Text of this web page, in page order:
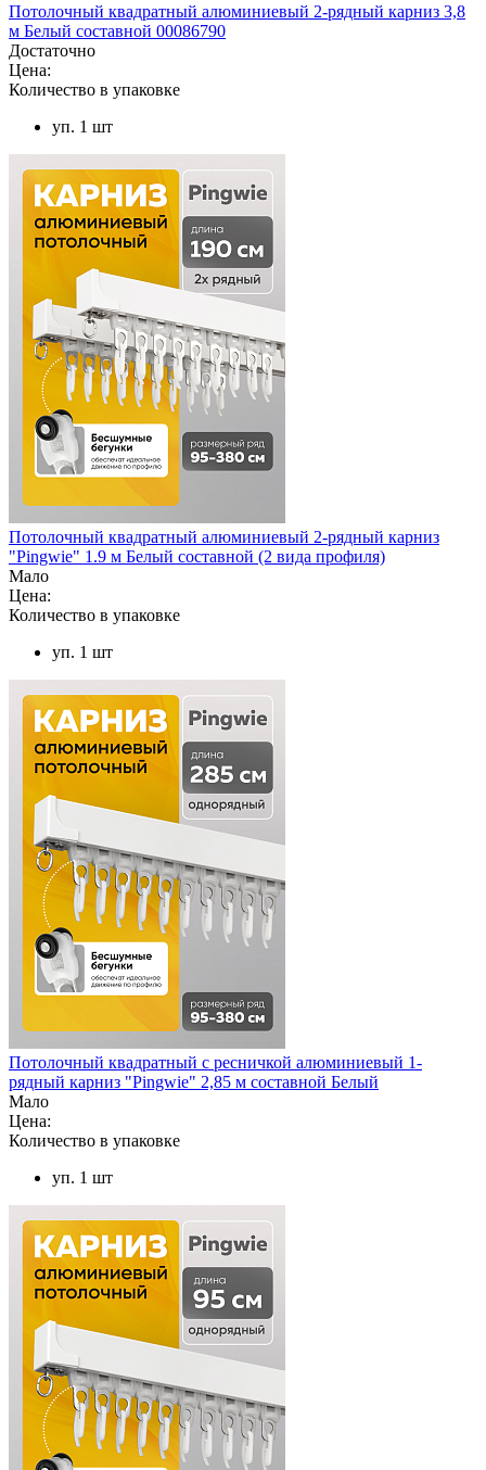
Потолочный квадратный алюминиевый 2-рядный карниз 3,8
м Белый составной 00086790
Достаточно
Цена:
Количество в упаковке
уп. 1 шт
Потолочный квадратный алюминиевый 2-рядный карниз
"Pingwie" 1.9 м Белый составной (2 вида профиля)
Мало
Цена:
Количество в упаковке
уп. 1 шт
Потолочный квадратный с ресничкой алюминиевый 1-
рядный карниз "Pingwie" 2,85 м составной Белый
Мало
Цена:
Количество в упаковке
уп. 1 шт